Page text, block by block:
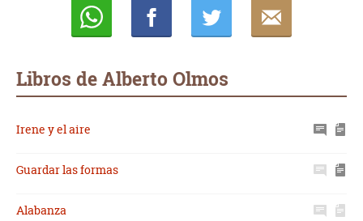
Libros de Alberto Olmos
Irene y el aire
Guardar las formas
Alabanza